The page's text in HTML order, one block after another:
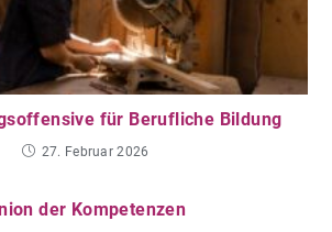
für Berufliche Bildung
27. Februar 2026
der Kompetenzen